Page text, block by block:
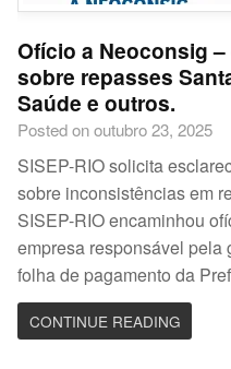
Ofício a Neoconsig
sobre repasses
Saúde e outros.
Posted on outubro 23, 2025
SISEP-RIO solicita
sobre inconsistências em
SISEP-RIO encaminhou
empresa responsável
folha de pagamento da
CONTINUE READING